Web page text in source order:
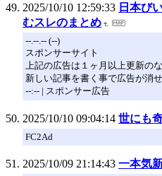
2025/10/10 12:59:33 日本び
むスレのまとめ
--.--.-- (--)
スポンサーサイト
上記の広告は１ヶ月以上更新の
新しい記事を書く事で広告が消せ
--:-- | スポンサー広告
2025/10/10 09:04:14 世にも
FC2Ad
2025/10/09 21:14:43 一本気